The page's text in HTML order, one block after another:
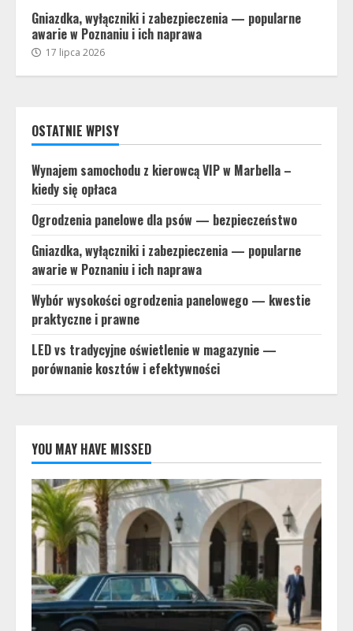
Gniazdka, wyłączniki i zabezpieczenia — popularne
awarie w Poznaniu i ich naprawa
17 lipca 2026
OSTATNIE WPISY
Wynajem samochodu z kierowcą VIP w Marbella –
kiedy się opłaca
Ogrodzenia panelowe dla psów — bezpieczeństwo
Gniazdka, wyłączniki i zabezpieczenia — popularne
awarie w Poznaniu i ich naprawa
Wybór wysokości ogrodzenia panelowego — kwestie
praktyczne i prawne
LED vs tradycyjne oświetlenie w magazynie —
porównanie kosztów i efektywności
YOU MAY HAVE MISSED